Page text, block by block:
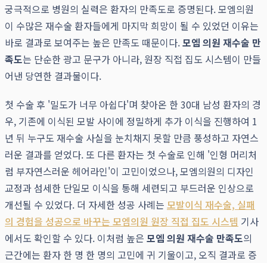
궁극적으로 병원의 실력은 환자의 만족도로 증명된다. 모엠의원
이 수많은 재수술 환자들에게 마지막 희망이 될 수 있었던 이유는
바로 결과로 보여주는 높은 만족도 때문이다.모엠 의원 재수술 만
족도는 단순한 광고 문구가 아니라, 원장 직접 집도 시스템이 만들
어낸 당연한 결과물이다.
첫 수술 후 '밀도가 너무 아쉽다'며 찾아온 한 30대 남성 환자의 경
우, 기존에 이식된 모발 사이에 정밀하게 추가 이식을 진행하여 1
년 뒤 누구도 재수술 사실을 눈치채지 못할 만큼 풍성하고 자연스
러운 결과를 얻었다. 또 다른 환자는 첫 수술로 인해 '인형 머리처
럼 부자연스러운 헤어라인'이 고민이었으나, 모엠의원의 디자인
교정과 섬세한 단일모 이식을 통해 세련되고 부드러운 인상으로
개선될 수 있었다. 더 자세한 성공 사례는 모발이식 재수술, 실패
의 경험을 성공으로 바꾸는 모엠의원 원장 직접 집도 시스템 기사
에서도 확인할 수 있다. 이처럼 높은 모엠 의원 재수술 만족도의
근간에는 환자 한 명 한 명의 고민에 귀 기울이고, 오직 결과로 증